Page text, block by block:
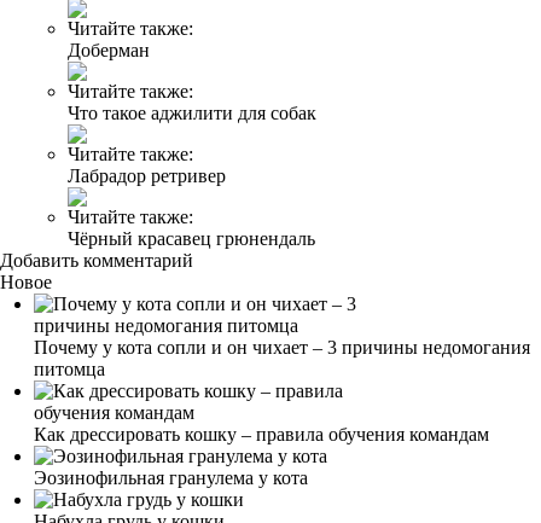
Читайте также:
Доберман
Читайте также:
Что такое аджилити для собак
Читайте также:
Лабрадор ретривер
Читайте также:
Чёрный красавец грюнендаль
Добавить комментарий
Новое
Почему у кота сопли и он чихает – 3 причины недомогания
питомца
Как дрессировать кошку – правила обучения командам
Эозинофильная гранулема у кота